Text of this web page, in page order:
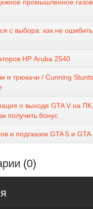
промышленное
с выбора: как не
НР Aruba 2540
и трюкачи / Cunning
о выходе GTA V на
получить бонус
и подсказок GTA 5 и
(0)